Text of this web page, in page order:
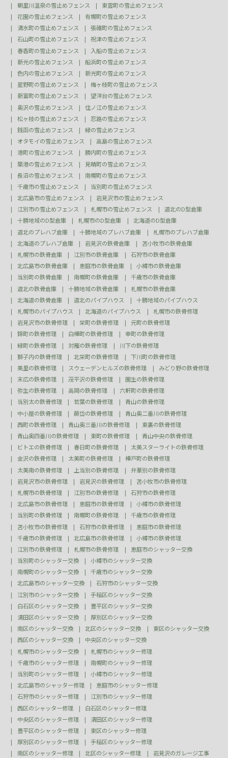
朝里川温泉の雪止めフェンス
東雲町の雪止めフェンス
花園の雪止めフェンス
有幌町の雪止めフェンス
清水町の雪止めフェンス
張碓町の雪止めフェンス
石山町の雪止めフェンス
祝津の雪止めフェンス
春香町の雪止めフェンス
入船の雪止めフェンス
新光の雪止めフェンス
船浜町の雪止めフェンス
色内の雪止めフェンス
新光町の雪止めフェンス
星野町の雪止めフェンス
梅ヶ枝町の雪止めフェンス
新富町の雪止めフェンス
望洋台の雪止めフェンス
奥沢の雪止めフェンス
住ノ江の雪止めフェンス
松ヶ枝の雪止めフェンス
忍路の雪止めフェンス
銭函の雪止めフェンス
緑の雪止めフェンス
オタモイの雪止めフェンス
高島の雪止めフェンス
港町の雪止めフェンス
勝内町の雪止めフェンス
築港の雪止めフェンス
見晴町の雪止めフェンス
長沼の雪止めフェンス
南幌町の雪止めフェンス
千歳市の雪止めフェンス
当別町の雪止めフェンス
北広島市の雪止めフェンス
岩見沢市の雪止めフェンス
江別市の雪止めフェンス
札幌市の雪止めフェンス
道北のD型倉庫
十勝地域のD型倉庫
札幌市のD型倉庫
北海道のD型倉庫
道北のプレハブ倉庫
十勝地域のプレハブ倉庫
札幌市のプレハブ倉庫
北海道のプレハブ倉庫
岩見沢の鉄骨倉庫
苫小牧市の鉄骨倉庫
札幌市の鉄骨倉庫
江別市の鉄骨倉庫
石狩市の鉄骨倉庫
北広島市の鉄骨倉庫
恵庭市の鉄骨倉庫
小樽市の鉄骨倉庫
当別町の鉄骨倉庫
南幌町の鉄骨倉庫
千歳市の鉄骨倉庫
道北の鉄骨倉庫
十勝地域の鉄骨倉庫
札幌市の鉄骨倉庫
北海道の鉄骨倉庫
道北のパイプハウス
十勝地域のパイプハウス
札幌市のパイプハウス
北海道のパイプハウス
札幌市の鉄骨修理
岩見沢市の鉄骨修理
栄町の鉄骨修理
元町の鉄骨修理
錦町の鉄骨修理
白樺町の鉄骨修理
幸町の鉄骨修理
緑町の鉄骨修理
対雁の鉄骨修理
川下の鉄骨修理
獅子内の鉄骨修理
北栄町の鉄骨修理
下川町の鉄骨修理
美里の鉄骨修理
スウェーデンヒルズの鉄骨修理
みどり野の鉄骨修理
末広の鉄骨修理
茂平沢の鉄骨修理
園生の鉄骨修理
弥生の鉄骨修理
高岡の鉄骨修理
六軒町の鉄骨修理
当別太の鉄骨修理
若葉の鉄骨修理
青山の鉄骨修理
中小屋の鉄骨修理
蕨岱の鉄骨修理
青山奥二番川の鉄骨修理
西町の鉄骨修理
青山奥三番川の鉄骨修理
東裏の鉄骨修理
青山奥四番川の鉄骨修理
東町の鉄骨修理
青山中央の鉄骨修理
ビトエの鉄骨修理
春日町の鉄骨修理
太美スターライトの鉄骨修理
金沢の鉄骨修理
太美町の鉄骨修理
樺戸町の鉄骨修理
太美南の鉄骨修理
上当別の鉄骨修理
弁華別の鉄骨修理
岩見沢市の鉄骨修理
岩見沢の鉄骨修理
苫小牧市の鉄骨修理
札幌市の鉄骨修理
江別市の鉄骨修理
石狩市の鉄骨修理
北広島市の鉄骨修理
恵庭市の鉄骨修理
小樽市の鉄骨修理
当別町の鉄骨修理
南幌町の鉄骨修理
千歳市の鉄骨修理
苫小牧市の鉄骨修理
石狩市の鉄骨修理
恵庭市の鉄骨修理
千歳市の鉄骨修理
北広島市の鉄骨修理
小樽市の鉄骨修理
江別市の鉄骨修理
札幌市の鉄骨修理
恵庭市のシャッター交換
当別町のシャッター交換
小樽市のシャッター交換
南幌町のシャッター交換
千歳市のシャッター交換
北広島市のシャッター交換
石狩市のシャッター交換
江別市のシャッター交換
手稲区のシャッター交換
白石区のシャッター交換
豊平区のシャッター交換
清田区のシャッター交換
厚別区のシャッター交換
南区のシャッター交換
北区のシャッター交換
東区のシャッター交換
西区のシャッター交換
中央区のシャッター交換
札幌市のシャッター交換
札幌市のシャッター修理
千歳市のシャッター修理
南幌町のシャッター修理
当別町のシャッター修理
小樽市のシャッター修理
北広島市のシャッター修理
恵庭市のシャッター修理
石狩市のシャッター修理
江別市のシャッター修理
西区のシャッター修理
白石区のシャッター修理
中央区のシャッター修理
清田区のシャッター修理
豊平区のシャッター修理
東区のシャッター修理
厚別区のシャッター修理
手稲区のシャッター修理
南区のシャッター修理
北区のシャッター修理
岩見沢のガレージ工事